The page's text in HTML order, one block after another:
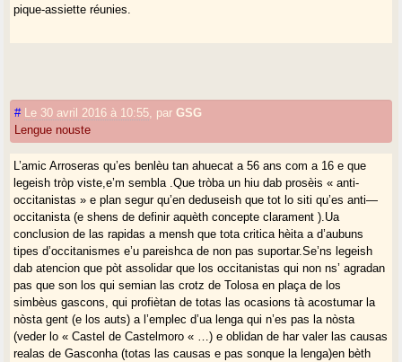
pique-assiette réunies.
# Le 30 avril 2016 à 10:55 parGSG
Lengue nouste
L’amic Arroseras qu’es benlèu tan ahuecat a 56 ans com a 16 e que
legeish tròp viste,e’m sembla .Que tròba un hiu dab prosèis « anti-
occitanistas » e plan segur qu’en deduseish que tot lo siti qu’es anti—
occitanista (e shens de definir aquèth concepte clarament ).Ua
conclusion de las rapidas a mensh que tota critica hèita a d’aubuns
tipes d’occitanismes e’u pareishca de non pas suportar.Se’ns legeish
dab atencion que pòt assolidar que los occitanistas qui non ns’ agradan
pas que son los qui semian las crotz de Tolosa en plaça de los
simbèus gascons, qui profiètan de totas las ocasions tà acostumar la
nòsta gent (e los auts) a l’emplec d’ua lenga qui n’es pas la nòsta
(veder lo « Castel de Castelmoro « …) e oblidan de har valer las causas
realas de Gasconha (totas las causas e pas sonque la lenga)en bèth